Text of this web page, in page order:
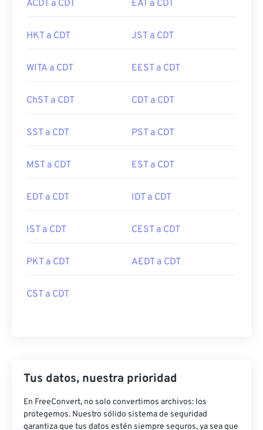
ACDT a CDT EAT a CDT
HKT a CDT JST a CDT
WITA a CDT EEST a CDT
ChST a CDT CDT a CDT
SST a CDT PST a CDT
MST a CDT EST a CDT
EDT a CDT IDT a CDT
IST a CDT CEST a CDT
PKT a CDT AEDT a CDT
CST a CDT
Tus datos, nuestra prioridad
En FreeConvert, no solo convertimos archivos: los
protegemos. Nuestro sólido sistema de seguridad
garantiza que tus datos estén siempre seguros, ya sea que